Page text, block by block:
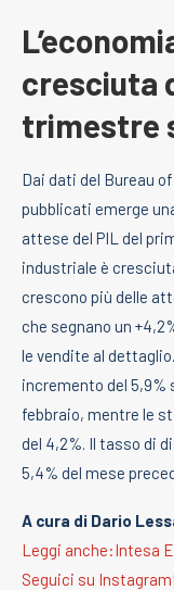
cresciuta
trimestre
Dai dati del Bureau
pubblicati emerge
attese del PIL del
industriale è
crescono più delle
che segnano un
le vendite al
incremento del 5,9%
febbraio, mentre le
del 4,2%. Il tasso di
5,4% del mese
A cura di Dario
Leggi anche:Intesa
Seguici su Instagram!